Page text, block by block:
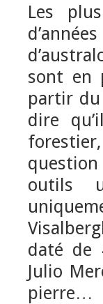
Les
sont en
partir du
dire
outils
daté de
Julio
pierre…